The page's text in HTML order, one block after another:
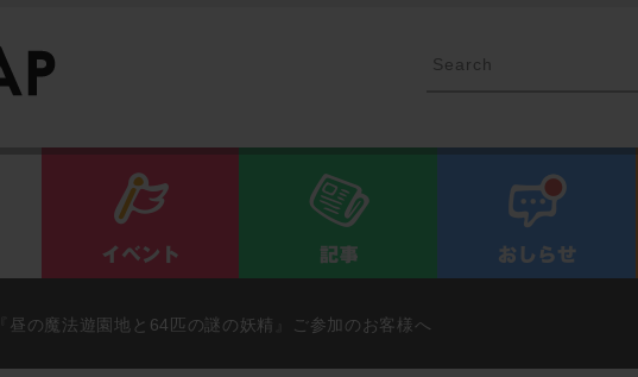
『昼の魔法遊園地と64匹の謎の妖精』ご参加のお客様へ